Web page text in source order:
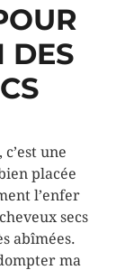
DES
une
placée
l’enfer
secs
abîmées.
ma